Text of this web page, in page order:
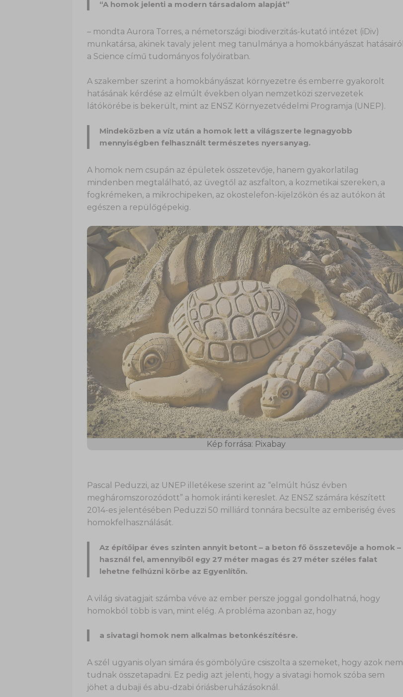
“A homok jelenti a modern társadalom alapját”
– mondta Aurora Torres, a németországi biodiverzitás-kutató intézet (iDiv)
munkatársa, akinek tavaly jelent meg tanulmánya a homokbányászat hatásairól
a Science című tudományos folyóiratban.
A szakember szerint a homokbányászat környezetre és emberre gyakorolt
hatásának kérdése az elmúlt években olyan nemzetközi szervezetek
látókörébe is bekerült, mint az ENSZ Környezetvédelmi Programja (UNEP).
Mindeközben a víz után a homok lett a világszerte legnagyobb
mennyiségben felhasznált természetes nyersanyag.
A homok nem csupán az épületek összetevője, hanem gyakorlatilag
mindenben megtalálható, az üvegtől az aszfalton, a kozmetikai szereken, a
fogkrémeken, a mikrochipeken, az okostelefon-kijelzőkön és az autókon át
egészen a repülőgépekig.
Kép forrása: Pixabay
Pascal Peduzzi, az UNEP illetékese szerint az “elmúlt húsz évben
megháromszorozódott” a homok iránti kereslet. Az ENSZ számára készített
2014-es jelentésében Peduzzi 50 milliárd tonnára becsülte az emberiség éves
homokfelhasználását.
Az építőipar éves szinten annyit betont – a beton fő összetevője a homok –
használ fel, amennyiből egy 27 méter magas és 27 méter széles falat
lehetne felhúzni körbe az Egyenlítőn.
A világ sivatagjait számba véve az ember persze joggal gondolhatná, hogy
homokból több is van, mint elég. A probléma azonban az, hogy
a sivatagi homok nem alkalmas betonkészítésre.
A szél ugyanis olyan simára és gömbölyűre csiszolta a szemeket, hogy azok nem
tudnak összetapadni. Ez pedig azt jelenti, hogy a sivatagi homok szóba sem
jöhet a dubaji és abu-dzabi óriásberuházásoknál.